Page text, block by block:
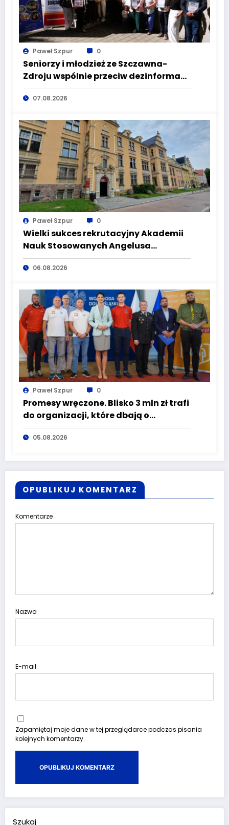
Paweł Szpur 0
Seniorzy i młodzież ze Szczawna-
Zdroju wspólnie przeciw dezinformacji
i manipulacji
07.08.2026
Paweł Szpur 0
Wielki sukces rekrutacyjny Akademii
Nauk Stosowanych Angelusa
Silesiusa! Uczelnia bije rekordy, ale Ty
wciąż masz szansę – weź udział w II
06.08.2026
Paweł Szpur 0
Promesy wręczone. Blisko 3 mln zł trafi
do organizacji, które dbają o
bezpieczeństwo mieszkańców
Dolnego Śląska
05.08.2026
OPUBLIKUJ KOMENTARZ
Komentarze
Nazwa
E-mail
Zapamiętaj moje dane w tej przeglądarce podczas pisania
kolejnych komentarzy.
Szukaj